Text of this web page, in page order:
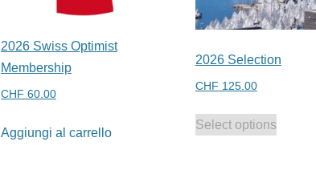
2026 Swiss Optimist
Membership
CHF 60.00
Aggiungi al carrello
2026 Selection
CHF 125.00
Select options